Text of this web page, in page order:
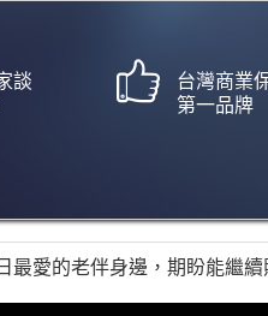
談
台灣商業
第一品牌
最愛的老伴身邊，期盼能繼